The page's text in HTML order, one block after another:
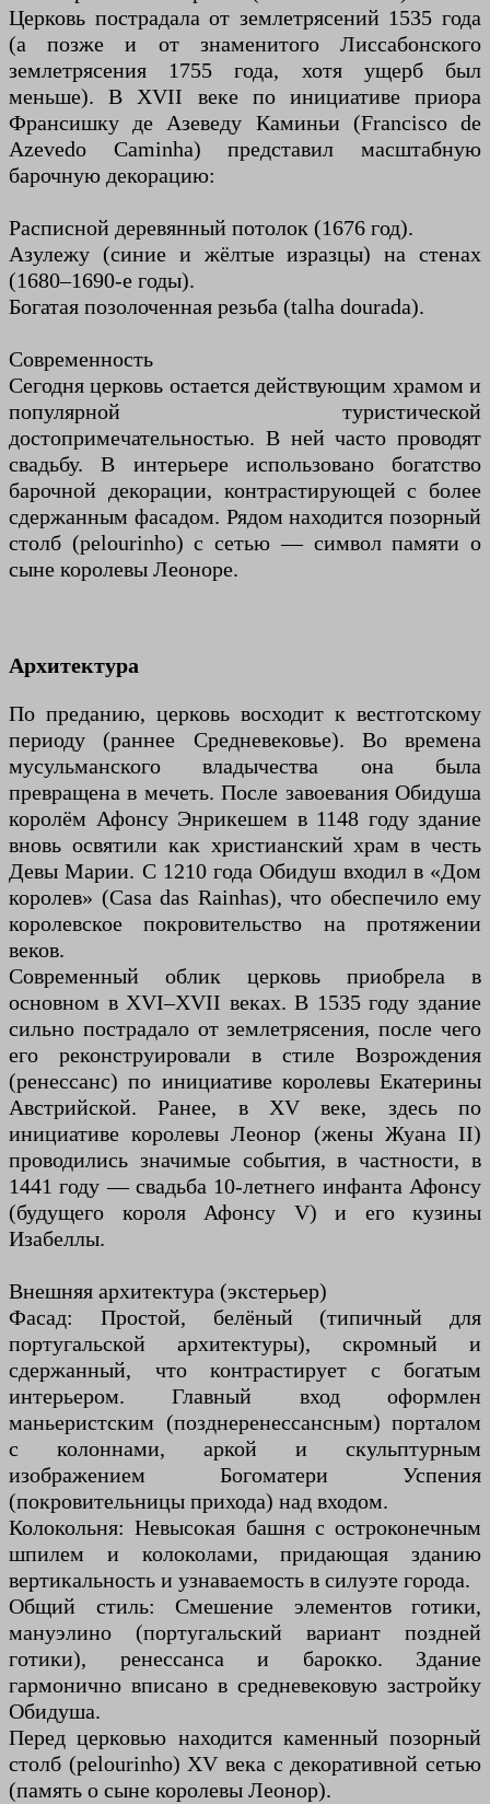
Церковь пострадала от землетрясений 1535 года
(а позже и от знаменитого Лиссабонского
землетрясения 1755 года, хотя ущерб был
меньше). В XVII веке по инициативе приора
Франсишку де Азеведу Каминьи (Francisco de
Azevedo Caminha) представил масштабную
барочную декорацию:
Расписной деревянный потолок (1676 год).
Азулежу (синие и жёлтые изразцы) на стенах
(1680–1690-е годы).
Богатая позолоченная резьба (talha dourada).
Современность
Сегодня церковь остается действующим храмом и
популярной туристической
достопримечательностью. В ней часто проводят
свадьбу. В интерьере использовано богатство
барочной декорации, контрастирующей с более
сдержанным фасадом. Рядом находится позорный
столб (pelourinho) с сетью — символ памяти о
сыне королевы Леоноре.
Архитектура
По преданию, церковь восходит к вестготскому
периоду (раннее Средневековье). Во времена
мусульманского владычества она была
превращена в мечеть. После завоевания Обидуша
королём Афонсу Энрикешем в 1148 году здание
вновь освятили как христианский храм в честь
Девы Марии. С 1210 года Обидуш входил в «Дом
королев» (Casa das Rainhas), что обеспечило ему
королевское покровительство на протяжении
веков.
Современный облик церковь приобрела в
основном в XVI–XVII веках. В 1535 году здание
сильно пострадало от землетрясения, после чего
его реконструировали в стиле Возрождения
(ренессанс) по инициативе королевы Екатерины
Австрийской. Ранее, в XV веке, здесь по
инициативе королевы Леонор (жены Жуана II)
проводились значимые события, в частности, в
1441 году — свадьба 10-летнего инфанта Афонсу
(будущего короля Афонсу V) и его кузины
Изабеллы.
Внешняя архитектура (экстерьер)
Фасад: Простой, белёный (типичный для
португальской архитектуры), скромный и
сдержанный, что контрастирует с богатым
интерьером. Главный вход оформлен
маньеристским (позднеренессансным) порталом
с колоннами, аркой и скульптурным
изображением Богоматери Успения
(покровительницы прихода) над входом.
Колокольня: Невысокая башня с остроконечным
шпилем и колоколами, придающая зданию
вертикальность и узнаваемость в силуэте города.
Общий стиль: Смешение элементов готики,
мануэлино (португальский вариант поздней
готики), ренессанса и барокко. Здание
гармонично вписано в средневековую застройку
Обидуша.
Перед церковью находится каменный позорный
столб (pelourinho) XV века с декоративной сетью
(память о сыне королевы Леонор).